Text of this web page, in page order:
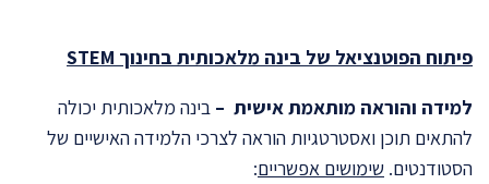
פיתוח הפוטנציאל של בינה מלאכותית בחינוך
למידה והוראה מותאמת אישית – בינה מלאכותית יכולה
להתאים תוכן ואסטרטגיות הוראה לצרכי הלמידה האישיים של
הסטודנטים. שימושים אפשריים: